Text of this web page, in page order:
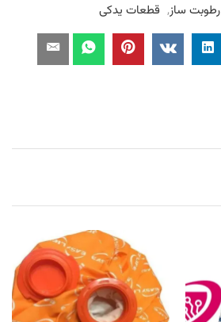
رطوبت ساز, قطعات یدکی